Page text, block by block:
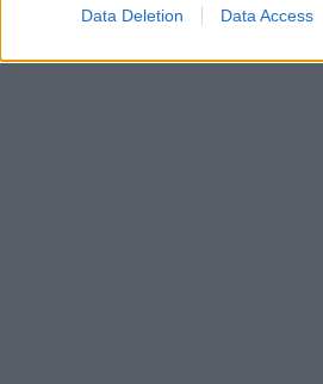
Data Deletion Data Access